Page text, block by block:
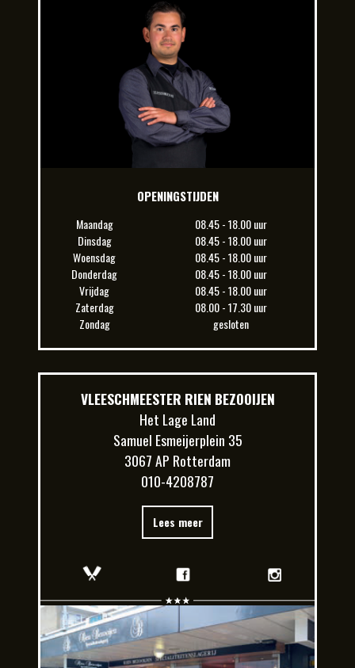
OPENINGSTIJDEN
Maandag
08.45 - 18.00 uur
Dinsdag
08.45 - 18.00 uur
Woensdag
08.45 - 18.00 uur
Donderdag
08.45 - 18.00 uur
Vrijdag
08.45 - 18.00 uur
Zaterdag
08.00 - 17.30 uur
Zondag
gesloten
VLEESCHMEESTER RIEN BEZOOIJEN
Het Lage Land
Samuel Esmeijerplein 35
3067 AP Rotterdam
010-4208787
Lees meer